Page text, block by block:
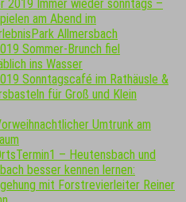
2019 Immer wieder sonntags –
am Abend im
Allmersbach
Sommer-Brunch fiel
ins Wasser
Sonntagscafé im Rathäusle &
für Groß und Klein
Umtrunk am
– Heutensbach und
besser kennen lernen:
mit Forstrevierleiter Reiner